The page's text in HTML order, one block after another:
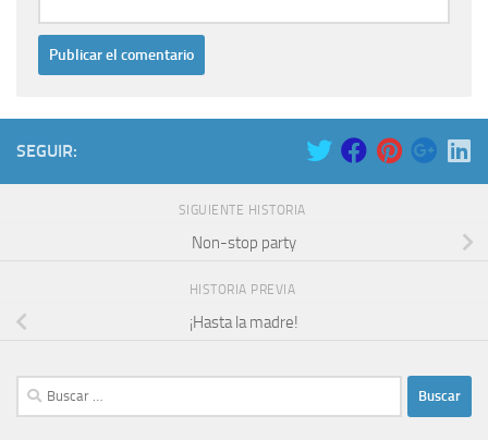
SEGUIR:
SIGUIENTE HISTORIA
Non-stop party
HISTORIA PREVIA
¡Hasta la madre!
Buscar: